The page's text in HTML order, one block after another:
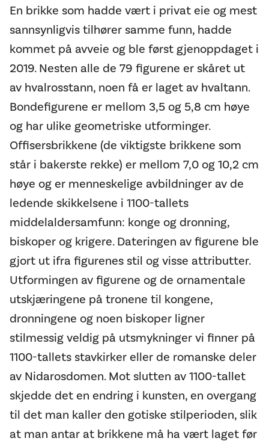
En brikke som hadde vært i privat eie og mest
sannsynligvis tilhører samme funn, hadde
kommet på avveie og ble først gjenoppdaget i
2019. Nesten alle de 79 figurene er skåret ut
av hvalrosstann, noen få er laget av hvaltann.
Bondefigurene er mellom 3,5 og 5,8 cm høye
og har ulike geometriske utforminger.
Offisersbrikkene (de viktigste brikkene som
står i bakerste rekke) er mellom 7,0 og 10,2 cm
høye og er menneskelige avbildninger av de
ledende skikkelsene i 1100-tallets
middelaldersamfunn: konge og dronning,
biskoper og krigere. Dateringen av figurene ble
gjort ut ifra figurenes stil og visse attributter.
Utformingen av figurene og de ornamentale
utskjæringene på tronene til kongene,
dronningene og noen biskoper ligner
stilmessig veldig på utsmykninger vi finner på
1100-tallets stavkirker eller de romanske deler
av Nidarosdomen. Mot slutten av 1100-tallet
skjedde det en endring i kunsten, en overgang
til det man kaller den gotiske stilperioden, slik
at man antar at brikkene må ha vært laget før